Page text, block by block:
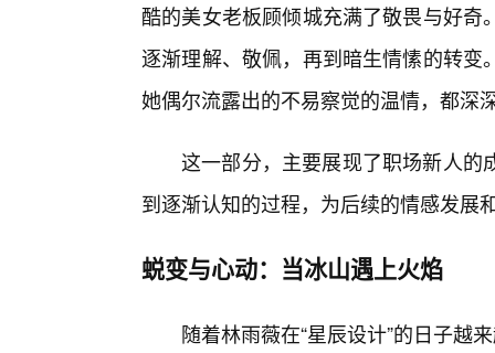
酷的美女老板顾倾城充满了敬畏与好
逐渐理解、敬佩，再到暗生情愫的转
她偶尔流露出的不易察觉的温情，都深
这一部分，主要展现了职场新人的
到逐渐认知的过程，为后续的情感发展
蜕变与心动：当冰山遇上火焰
随着林雨薇在“星辰设计”的日子越